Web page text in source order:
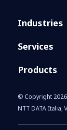
Industries
Services
Products
© Copyright 2026
NTT DATA Italia,